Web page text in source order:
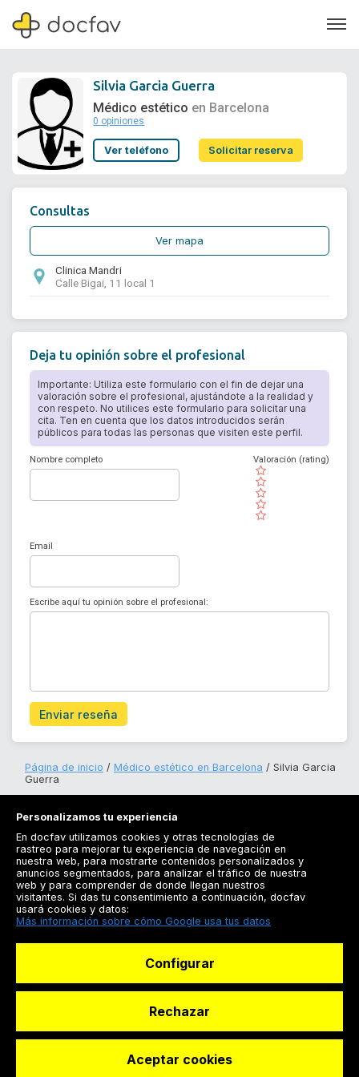
Soporte
Silvia Garcia Guerra
Médico estético en Barcelona
0 opiniones
Ver teléfono Solicitar reserva
Consultas
Ver mapa
Clinica Mandri
Calle Bigai, 11 local 1
Deja tu opinión sobre el profesional
Importante: Utiliza este formulario con el fin de dejar una
valoración sobre el profesional, ajustándote a la realidad y
con respeto. No utilices este formulario para solicitar una
cita. Ten en cuenta que los datos introducidos serán
públicos para todas las personas que visiten este perfil.
Nombre completo
( )
( )
( )
( )
( )
Valoración (rating)
Email
Escribe aquí tu opinión sobre el profesional:
Enviar reseña
Página de inicio Médico estético en Barcelona
Silvia Garcia
Guerra
Registrarse
Docfav
© Dashboard Technologies S.L
Personalizamos tu experiencia
En docfav utilizamos cookies y otras tecnologías de
rastreo para mejorar tu experiencia de navegación en
nuestra web, para mostrarte contenidos personalizados y
anuncios segmentados, para analizar el tráfico de nuestra
web y para comprender de donde llegan nuestros
visitantes. Si das tu consentimiento a continuación, docfav
usará cookies y datos:
Más información sobre cómo Google usa tus datos
Configurar
Rechazar
Aceptar cookies